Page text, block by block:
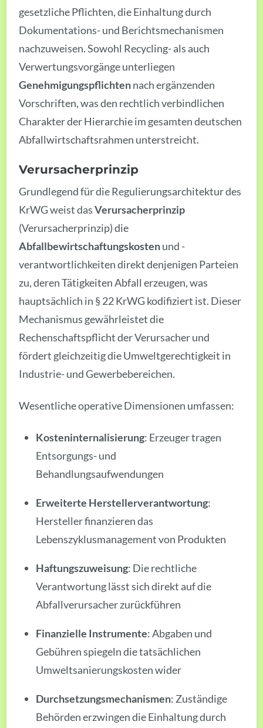
gesetzliche Pflichten, die Einhaltung durch
Dokumentations- und Berichtsmechanismen
nachzuweisen. Sowohl Recycling- als auch
Verwertungsvorgänge unterliegen
Genehmigungspflichtennach ergänzenden
Vorschriften, was den rechtlich verbindlichen
Charakter der Hierarchie im gesamten deutschen
Abfallwirtschaftsrahmen unterstreicht.
Verursacherprinzip
Grundlegend für die Regulierungsarchitektur des
KrWG weist dasVerursacherprinzip
(Verursacherprinzip) die
Abfallbewirtschaftungskostenund -
verantwortlichkeiten direkt denjenigen Parteien
zu, deren Tätigkeiten Abfall erzeugen, was
hauptsächlich in § 22 KrWG kodifiziert ist. Dieser
Mechanismus gewährleistet die
Rechenschaftspflicht der Verursacher und
fördert gleichzeitig die Umweltgerechtigkeit in
Industrie- und Gewerbebereichen.
Wesentliche operative Dimensionen umfassen:
Kosteninternalisierung: Erzeuger tragen
Entsorgungs- und
Behandlungsaufwendungen
Erweiterte Herstellerverantwortung:
Hersteller finanzieren das
Lebenszyklusmanagement von Produkten
Haftungszuweisung: Die rechtliche
Verantwortung lässt sich direkt auf die
Abfallverursacher zurückführen
Finanzielle Instrumente: Abgaben und
Gebühren spiegeln die tatsächlichen
Umweltsanierungskosten wider
Durchsetzungsmechanismen: Zuständige
Behörden erzwingen die Einhaltung durch